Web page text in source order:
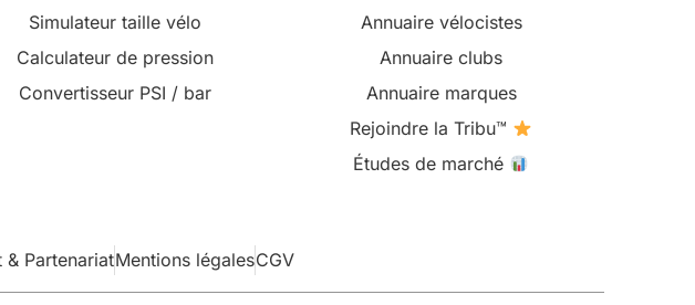
Simulateur taille vélo
Calculateur de pression
Convertisseur PSI / bar
Annuaire vélocistes
Annuaire clubs
Annuaire marques
Rejoindre la Tribu™
Études de marché
& PartenariatMentions légalesCGV